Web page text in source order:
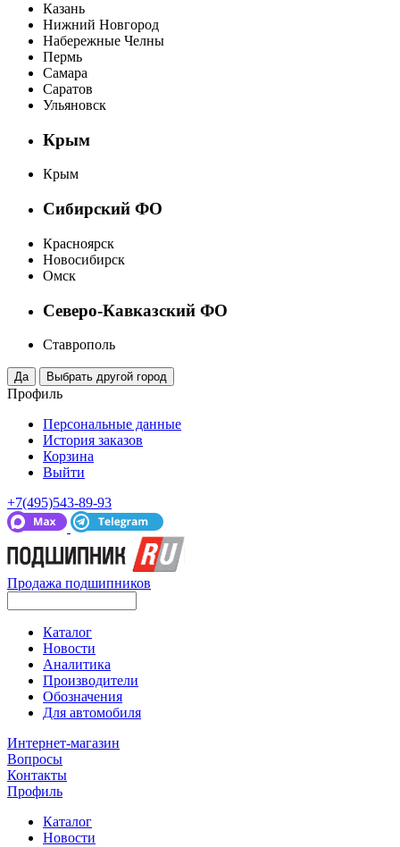
Казань
Нижний Новгород
Набережные Челны
Пермь
Самара
Саратов
Ульяновск
Крым
Крым
Сибирский ФО
Красноярск
Новосибирск
Омск
Северо-Кавказский ФО
Ставрополь
Профиль
Персональные данные
История заказов
Корзина
Выйти
+7(495)543-89-93
Продажа подшипников
Каталог
Новости
Аналитика
Производители
Обозначения
Для автомобиля
Интернет-магазин
Вопросы
Контакты
Профиль
Каталог
Новости